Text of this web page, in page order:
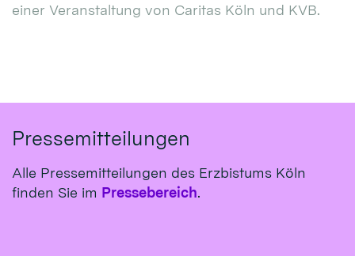
einer Veranstaltung von Caritas Köln und KVB.
Pressemitteilungen
Alle Pressemitteilungen des Erzbistums Köln
finden Sie im Pressebereich.